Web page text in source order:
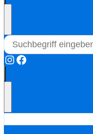
Instagram
Facebook